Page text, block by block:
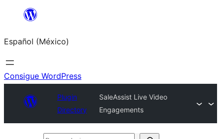
Saltar
contenido
Español (México)
Consigue WordPress
Plugin
Directory
SaleAssist Live Video
Engagements